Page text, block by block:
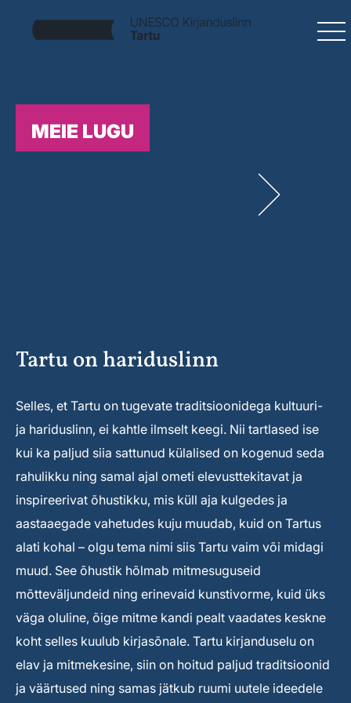
MEIE LUGU
Tartu on hariduslinn
Selles, et Tartu on tugevate traditsioonidega kultuuri-
ja hariduslinn, ei kahtle ilmselt keegi. Nii tartlased ise
kui ka paljud siia sattunud külalised on kogenud seda
rahulikku ning samal ajal ometi elevusttekitavat ja
inspireerivat õhustikku, mis küll aja kulgedes ja
aastaaegade vahetudes kuju muudab, kuid on Tartus
alati kohal – olgu tema nimi siis Tartu vaim või midagi
muud. See õhustik hõlmab mitmesuguseid
mõtteväljundeid ning erinevaid kunstivorme, kuid üks
väga oluline, õige mitme kandi pealt vaadates keskne
koht selles kuulub kirjasõnale. Tartu kirjanduselu on
elav ja mitmekesine, siin on hoitud paljud traditsioonid
ja väärtused ning samas jätkub ruumi uutele ideedele